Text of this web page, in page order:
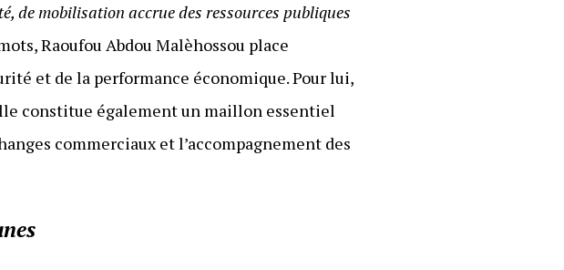
de mobilisation accrue des ressources publiques
Raoufou Abdou Malèhossou place
et de la performance économique. Pour lui,
constitue également un maillon essentiel
commerciaux et l’accompagnement des